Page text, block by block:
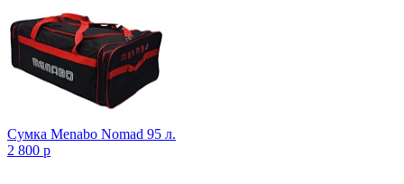
Сумка Menabo Nomad 95 л.
2 800 p